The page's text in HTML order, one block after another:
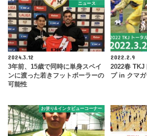
ニュース
2024.3.12
3年前、15歳で同時に単身スペイ
ンに渡った若きフットボーラーの
可能性
2022.2.9
2022春 TKJ
プ in クマ
お便り&インタビューコーナー